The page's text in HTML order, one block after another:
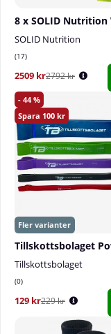
SOLID Nutrition
17
2509 kr2792 kr
44
100
Tillskottsbolaget
Tillskottsbolaget
0
129 kr229 kr